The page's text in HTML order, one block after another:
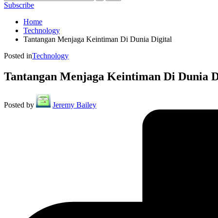
Subscribe
Home
Technology
Tantangan Menjaga Keintiman Di Dunia Digital
Posted inTechnology
Tantangan Menjaga Keintiman Di Dunia
Posted by Jeremy Bailey